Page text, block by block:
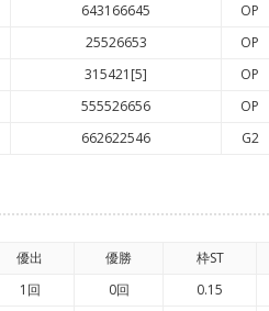
643166645 OP
25526653 OP
315421[5] OP
555526656 OP
662622546 G2
優出 優勝 枠ST
1回 0回 0.15